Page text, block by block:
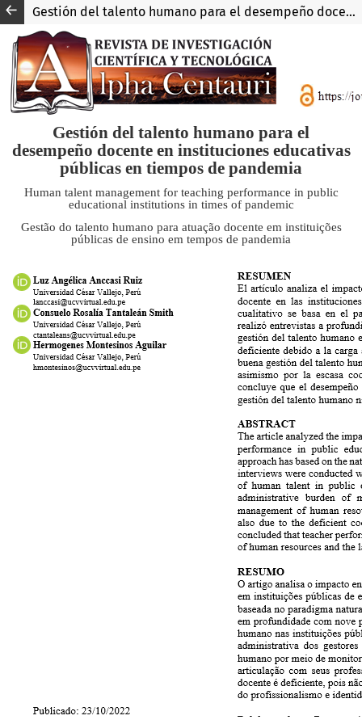
Gestión del talento humano para el desempeño docente en instituciones educativas públicas en tiempos de pandemia